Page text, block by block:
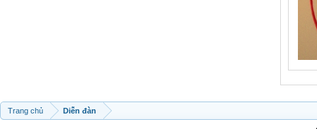
Trang chủ Diễn đàn